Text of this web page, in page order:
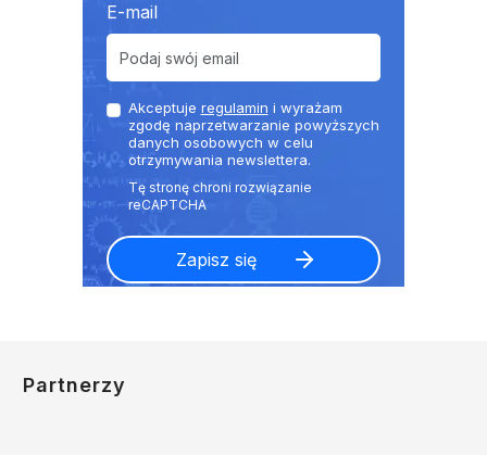
E-mail
Akceptuje regulamin i wyrażam
zgodę naprzetwarzanie powyższych
danych osobowych w celu
otrzymywania newslettera.
Partnerzy